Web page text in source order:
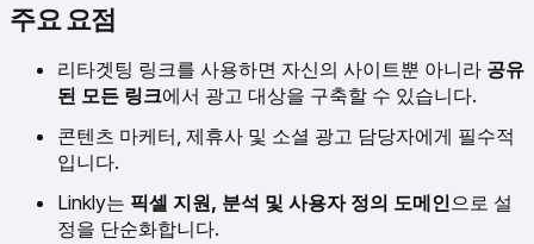
주요 요점
리타겟팅 링크를 사용하면 자신의 사이트뿐 아니라 공유
된 모든 링크에서 광고 대상을 구축할 수 있습니다.
콘텐츠 마케터, 제휴사 및 소셜 광고 담당자에게 필수적
입니다.
Linkly는 픽셀 지원, 분석 및 사용자 정의 도메인으로 설
정을 단순화합니다.